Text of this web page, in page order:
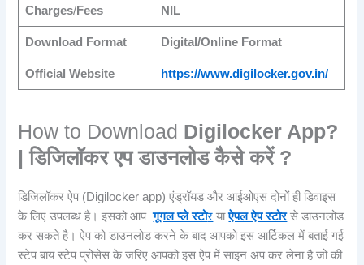
Charges/Fees NIL
Download Format Digital/Online Format
Official Website https://www.digilocker.gov.in/
How to Download Digilocker App?
| डिजिलॉकर एप डाउनलोड कैसे करें ?
डिजिलॉकर ऐप (Digilocker app) एंड्रॉयड और आईओएस दोनों ही डिवाइस
के लिए उपलब्ध है। इसको आप गूगल प्ले स्टोर या ऐपल ऐप स्टोरसे डाउनलोड
कर सकते है। ऐप को डाउनलोड करने के बाद आपको इस आर्टिकल में बताई गई
स्टेप बाय स्टेप प्रोसेस के जरिए आपको इस ऐप में साइन अप कर लेना है जो की